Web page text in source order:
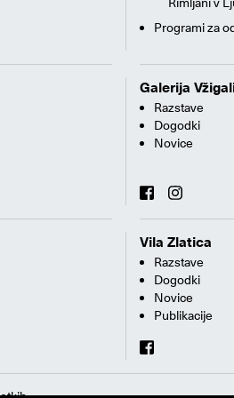
Programi za
Galerija
Razstave
Dogodki
Novice
Vila Zlatica
Razstave
Dogodki
Novice
Publikacije